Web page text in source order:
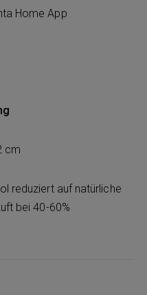
Home App
cm
reduziert auf natürliche
bei 40-60%